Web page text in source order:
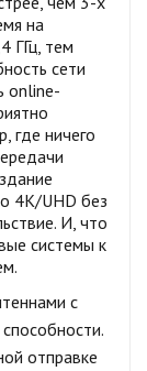
на
ГГц, тем
сети
online-
где ничего
4K/UHD без
И, что
системы к
с
отправке